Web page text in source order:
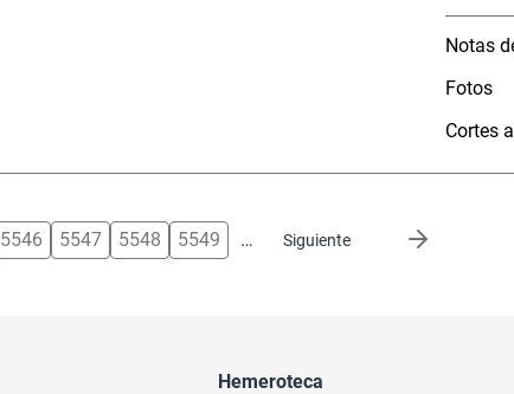
Notas
Fotos
Cortes
5546 5547 5548 5549 … Siguiente
Siguiente página
Hemeroteca